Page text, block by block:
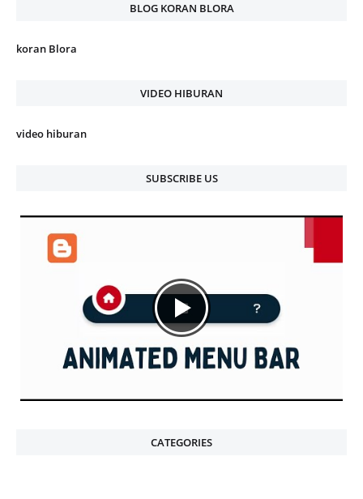
BLOG KORAN BLORA
koran Blora
VIDEO HIBURAN
video hiburan
SUBSCRIBE US
CATEGORIES